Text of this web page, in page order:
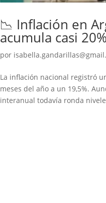
📉 Inflación en
acumula casi
por
La inflación nacional registró
meses del año a un 19,5%.
interanual todavía ronda